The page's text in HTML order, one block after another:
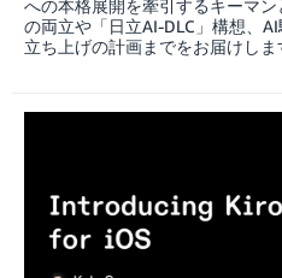
への本格展開を牽引するキーマ
の両立や「日立AI-DLC」構想、
立ち上げの計画までをお届けしま